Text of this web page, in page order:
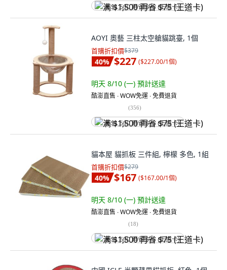
满 $1,500 再省 $75 (王道卡)
AOYI 奧藝 三柱太空艙貓跳臺, 1個
首購折扣價$379
40% $227 ($227.00/1個)
明天 8/10 (一) 預計送達
酷澎直售 ∙ WOW免運 ∙ 免費退貨
(356)
满 $1,500 再省 $75 (王道卡)
貓本屋 貓抓板 三件組, 檸檬 多色, 1組
首購折扣價$279
40% $167 ($167.00/1個)
明天 8/10 (一) 預計送達
酷澎直售 ∙ WOW免運 ∙ 免費退貨
(18)
满 $1,500 再省 $75 (王道卡)